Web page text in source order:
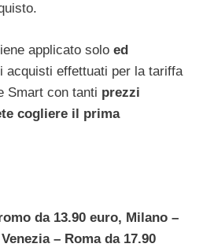
applicato solo ed
acquisti effettuati per la tariffa
Smart con tanti prezzi
cogliere il prima
da 13.90 euro, Milano –
– Roma da 17.90